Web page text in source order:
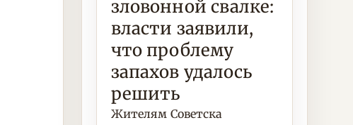
зловонной свалке:
власти заявили,
что проблему
запахов удалось
решить
Жителям Советска